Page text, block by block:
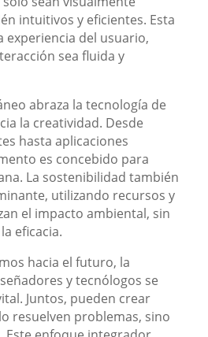
intuitivos y eficientes. Esta
experiencia del usuario,
sea fluida y
abraza la tecnología de
la creatividad. Desde
hasta aplicaciones
es concebido para
La sostenibilidad también
utilizando recursos y
el impacto ambiental, sin
eficacia.
hacia el futuro, la
y tecnólogos se
Juntos, pueden crear
resuelven problemas, sino